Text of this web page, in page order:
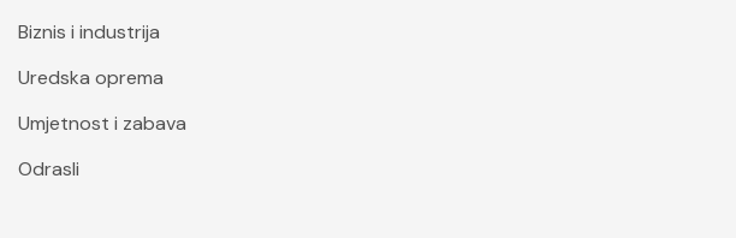
Biznis i industrija
Uredska oprema
Umjetnost i zabava
Odrasli